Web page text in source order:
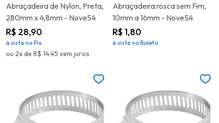
Abraçadeira de Nylon, Preta,
280mm x 4,8mm - Nove54
R$ 28,90
à vista no Pix
ou 2x de R$ 14,45 sem juros
Abraçadeira rosca sem Fim,
10mm a 16mm - Nove54
R$ 1,80
à vista no Boleto